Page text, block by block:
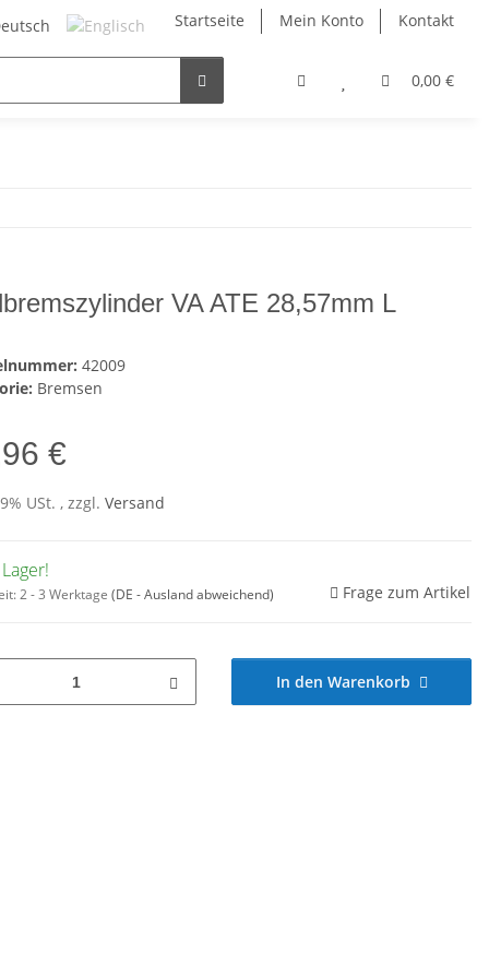
Startseite Mein Konto Kontakt
0,00 €
VA ATE 28,57mm L
42009
Bremsen
€
USt. , zzgl. Versand
2 - 3 Werktage (DE - Ausland abweichend) Frage zum Artikel
In den Warenkorb